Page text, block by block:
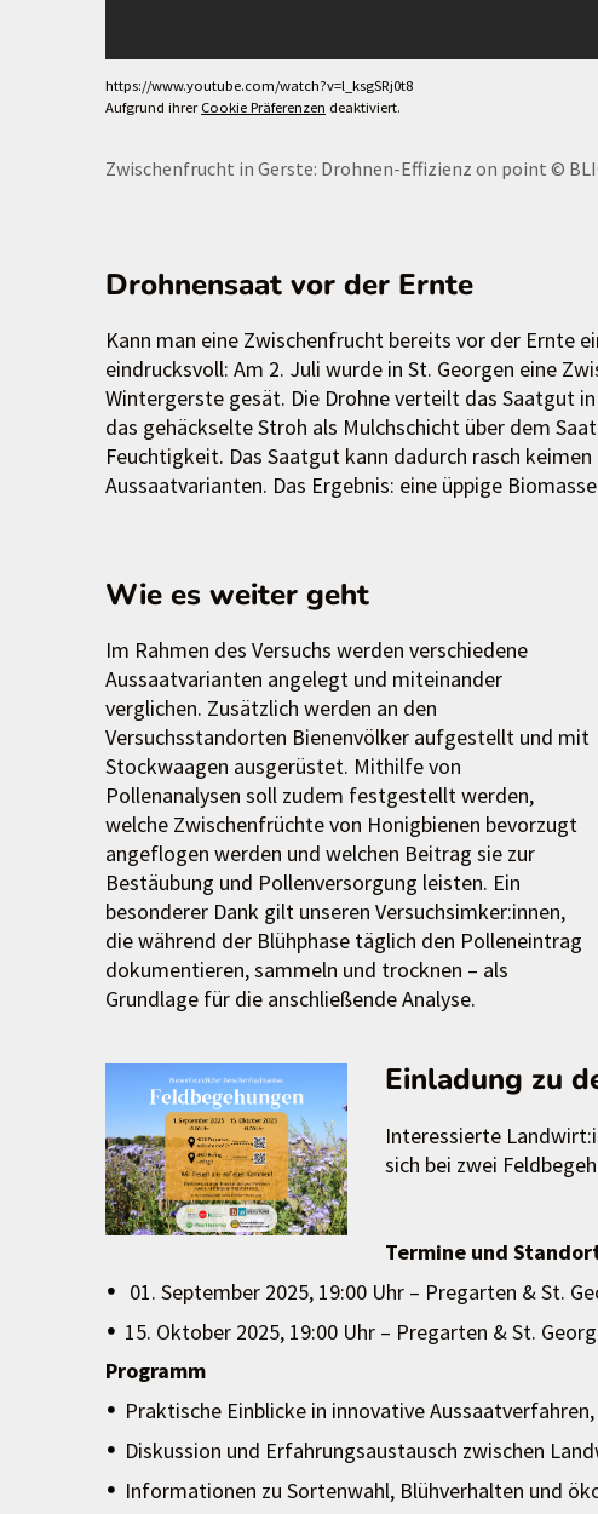
https://www.youtube.com/watch?v=l_ksgSRj0t8
Aufgrund ihrer Cookie Präferenzen deaktiviert.
Zwischenfrucht in Gerste: Drohnen-Effizienz on point ©
Drohnensaat vor der Ernte
Kann man eine Zwischenfrucht bereits vor der Ernte
eindrucksvoll: Am 2. Juli wurde in St. Georgen eine
Wintergerste gesät. Die Drohne verteilt das Saatgut
das gehäckselte Stroh als Mulchschicht über dem
Feuchtigkeit. Das Saatgut kann dadurch rasch
Aussaatvarianten. Das Ergebnis: eine üppige
Wie es weiter geht
Im Rahmen des Versuchs werden verschiedene
Aussaatvarianten angelegt und miteinander
verglichen. Zusätzlich werden an den
Versuchsstandorten Bienenvölker aufgestellt und mit
Stockwaagen ausgerüstet. Mithilfe von
Pollenanalysen soll zudem festgestellt werden,
welche Zwischenfrüchte von Honigbienen bevorzugt
angeflogen werden und welchen Beitrag sie zur
Bestäubung und Pollenversorgung leisten. Ein
besonderer Dank gilt unseren Versuchsimker:innen,
die während der Blühphase täglich den Polleneintrag
dokumentieren, sammeln und trocknen – als
Grundlage für die anschließende Analyse.
Einladung zu
Interessierte
sich bei zwei
Termine und
01. September 2025, 19:00 Uhr – Pregarten & St.
15. Oktober 2025, 19:00 Uhr – Pregarten & St.
Programm
Praktische Einblicke in innovative
Diskussion und Erfahrungsaustausch zwischen
Informationen zu Sortenwahl, Blühverhalten und